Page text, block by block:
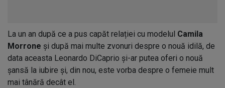
La un an după ce a pus capăt relației cu modelul Camila
Morrone și după mai multe zvonuri despre o nouă idilă, de
data aceasta Leonardo DiCaprio și-ar putea oferi o nouă
șansă la iubire și, din nou, este vorba despre o femeie mult
mai tânără decât el.